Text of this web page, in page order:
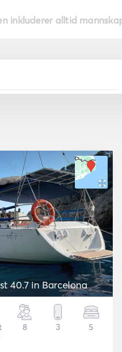
inkluderer alltid
40.7 in Barcelona
8 3 5